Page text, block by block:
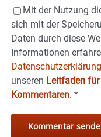
Mit der Nutzung
sich mit der
Daten durch diese
Informationen
unseren Leitfaden
Kommentaren. *